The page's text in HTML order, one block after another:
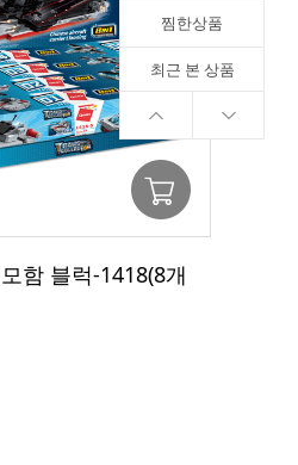
찜한상품
최근 본 상품
함 블럭-1418(8개